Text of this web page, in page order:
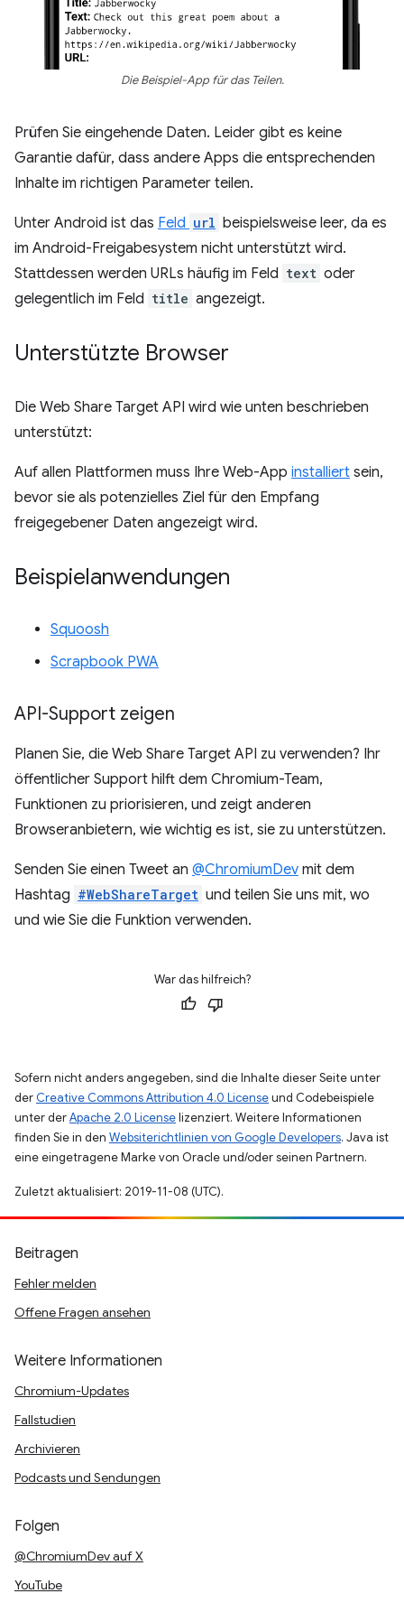
Die Beispiel-App für das Teilen.
Prüfen Sie eingehende Daten. Leider gibt es keine
Garantie dafür, dass andere Apps die entsprechenden
Inhalte im richtigen Parameter teilen.
Unter Android ist das Feld url beispielsweise leer, da es
im Android-Freigabesystem nicht unterstützt wird.
Stattdessen werden URLs häufig im Feld text oder
gelegentlich im Feld title angezeigt.
Unterstützte Browser
Die Web Share Target API wird wie unten beschrieben
unterstützt:
Auf allen Plattformen muss Ihre Web-App installiert sein,
bevor sie als potenzielles Ziel für den Empfang
freigegebener Daten angezeigt wird.
Beispielanwendungen
Squoosh
Scrapbook PWA
API-Support zeigen
Planen Sie, die Web Share Target API zu verwenden? Ihr
öffentlicher Support hilft dem Chromium-Team,
Funktionen zu priorisieren, und zeigt anderen
Browseranbietern, wie wichtig es ist, sie zu unterstützen.
Senden Sie einen Tweet an @ChromiumDev mit dem
Hashtag #WebShareTarget und teilen Sie uns mit, wo
und wie Sie die Funktion verwenden.
War das hilfreich?
Sofern nicht anders angegeben, sind die Inhalte dieser Seite unter
der Creative Commons Attribution 4.0 Licenseund Codebeispiele
unter derApache 2.0 Licenselizenziert. Weitere Informationen
finden Sie in den Websiterichtlinien von Google Developers. Java ist
eine eingetragene Marke von Oracle und/oder seinen Partnern.
Zuletzt aktualisiert: 2019-11-08 (UTC).
Beitragen
Fehler melden
Offene Fragen ansehen
Weitere Informationen
Chromium-Updates
Fallstudien
Archivieren
Podcasts und Sendungen
Folgen
@ChromiumDev auf X
YouTube